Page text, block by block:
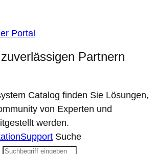
Portal
Partnern
Catalog finden Sie Lösungen,
von Experten und
werden.
Support Suche